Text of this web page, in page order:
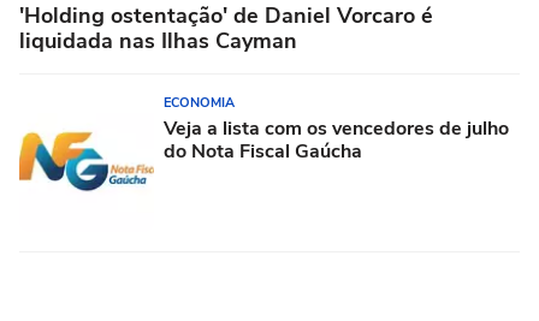
'Holding ostentação' de Daniel Vorcaro é
liquidada nas Ilhas Cayman
ECONOMIA
Veja a lista com os vencedores de julho
do Nota Fiscal Gaúcha